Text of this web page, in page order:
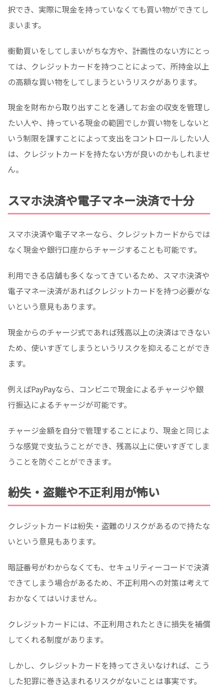
択でき、実際に現金を持っていなくても買い物ができてし
まいます。
衝動買いをしてしまいがちな方や、計画性のない方にとっ
ては、クレジットカードを持つことによって、所持金以上
の高額な買い物をしてしまうというリスクがあります。
現金を財布から取り出すことを通してお金の収支を管理し
たい人や、持っている現金の範囲でしか買い物をしないと
いう制限を課すことによって支出をコントロールしたい人
は、クレジットカードを持たない方が良いのかもしれませ
ん。
スマホ決済や電子マネー決済で十分
スマホ決済や電子マネーなら、クレジットカードからでは
なく現金や銀行口座からチャージすることも可能です。
利用できる店舗も多くなってきているため、スマホ決済や
電子マネー決済があればクレジットカードを持つ必要がな
いという意見もあります。
現金からのチャージ式であれば残高以上の決済はできない
ため、使いすぎてしまうというリスクを抑えることができ
ます。
例えばPayPayなら、コンビニで現金によるチャージや銀
行振込によるチャージが可能です。
チャージ金額を自分で管理することにより、現金と同じよ
うな感覚で支払うことができ、残高以上に使いすぎてしま
うことを防ぐことができます。
紛失・盗難や不正利用が怖い
クレジットカードは紛失・盗難のリスクがあるので持たな
いという意見もあります。
暗証番号がわからなくても、セキュリティーコードで決済
できてしまう場合があるため、不正利用への対策は考えて
おかなくてはいけません。
クレジットカードには、不正利用されたときに損失を補償
してくれる制度があります。
しかし、クレジットカードを持ってさえいなければ、こう
した犯罪に巻き込まれるリスクがないことは事実です。